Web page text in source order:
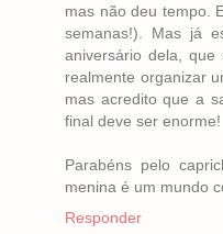
mas não deu tempo.
semanas!). Mas já
aniversário dela,
realmente organizar
mas acredito que a
final deve ser enorme!
Parabéns pelo
menina é um mundo
Responder